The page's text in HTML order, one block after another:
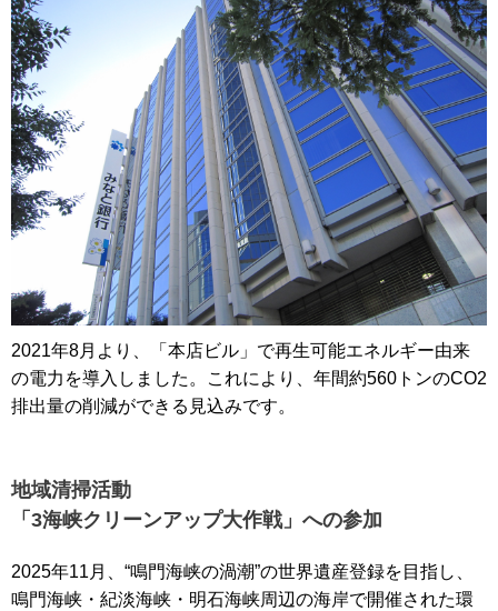
2021年8月より、「本店ビル」で再生可能エネルギー由来
の電力を導入しました。これにより、年間約560トンのCO2
排出量の削減ができる見込みです。
地域清掃活動
「3海峡クリーンアップ大作戦」への参加
2025年11月、“鳴門海峡の渦潮”の世界遺産登録を目指し、
鳴門海峡・紀淡海峡・明石海峡周辺の海岸で開催された環